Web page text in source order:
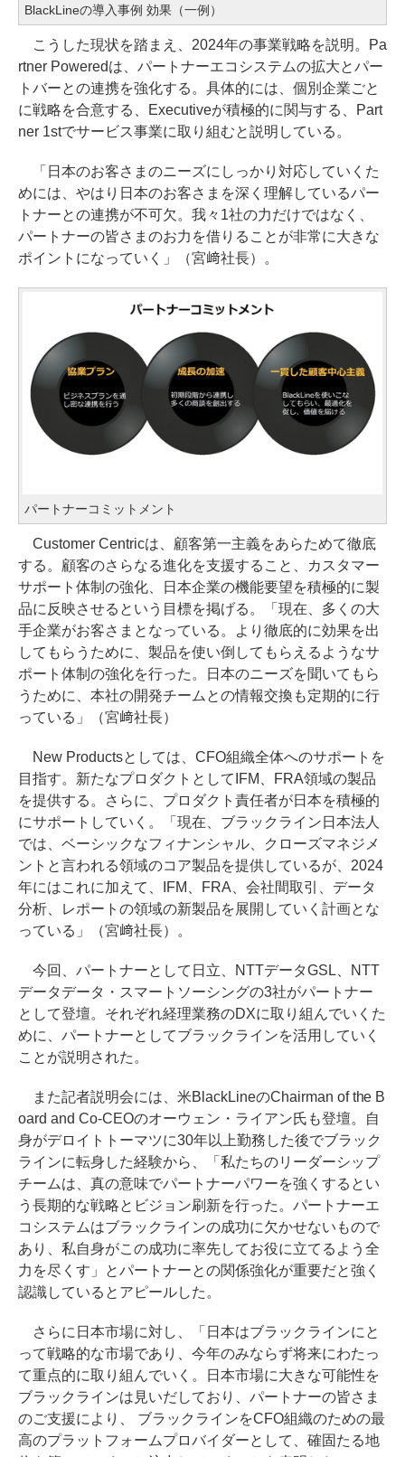
BlackLineの導入事例 効果（一例）
こうした現状を踏まえ、2024年の事業戦略を説明。Pa
rtner Poweredは、パートナーエコシステムの拡大とパー
トバーとの連携を強化する。具体的には、個別企業ごと
に戦略を合意する、Executiveが積極的に関与する、Part
ner 1stでサービス事業に取り組むと説明している。
「日本のお客さまのニーズにしっかり対応していくた
めには、やはり日本のお客さまを深く理解しているパー
トナーとの連携が不可欠。我々1社の力だけではなく、
パートナーの皆さまのお力を借りることが非常に大きな
ポイントになっていく」（宮﨑社長）。
パートナーコミットメント
Customer Centricは、顧客第一主義をあらためて徹底
する。顧客のさらなる進化を支援すること、カスタマー
サポート体制の強化、日本企業の機能要望を積極的に製
品に反映させるという目標を掲げる。「現在、多くの大
手企業がお客さまとなっている。より徹底的に効果を出
してもらうために、製品を使い倒してもらえるようなサ
ポート体制の強化を行った。日本のニーズを聞いてもら
うために、本社の開発チームとの情報交換も定期的に行
っている」（宮﨑社長）
New Productsとしては、CFO組織全体へのサポートを
目指す。新たなプロダクトとしてIFM、FRA領域の製品
を提供する。さらに、プロダクト責任者が日本を積極的
にサポートしていく。「現在、ブラックライン日本法人
では、ベーシックなフィナンシャル、クローズマネジメ
ントと言われる領域のコア製品を提供しているが、2024
年にはこれに加えて、IFM、FRA、会社間取引、データ
分析、レポートの領域の新製品を展開していく計画とな
っている」（宮﨑社長）。
今回、パートナーとして日立、NTTデータGSL、NTT
データデータ・スマートソーシングの3社がパートナー
として登壇。それぞれ経理業務のDXに取り組んでいくた
めに、パートナーとしてブラックラインを活用していく
ことが説明された。
また記者説明会には、米BlackLineのChairman of the B
oard and Co-CEOのオーウェン・ライアン氏も登壇。自
身がデロイトトーマツに30年以上勤務した後でブラック
ラインに転身した経験から、「私たちのリーダーシップ
チームは、真の意味でパートナーパワーを強くするとい
う長期的な戦略とビジョン刷新を行った。パートナーエ
コシステムはブラックラインの成功に欠かせないもので
あり、私自身がこの成功に率先してお役に立てるよう全
力を尽くす」とパートナーとの関係強化が重要だと強く
認識しているとアピールした。
さらに日本市場に対し、「日本はブラックラインにと
って戦略的な市場であり、今年のみならず将来にわたっ
て重点的に取り組んでいく。日本市場に大きな可能性を
ブラックラインは見いだしており、パートナーの皆さま
のご支援により、 ブラックラインをCFO組織のための最
高のプラットフォームプロバイダーとして、確固たる地